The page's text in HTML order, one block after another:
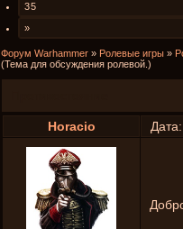
35
»
Форум Warhammer » Ролевые игры »
(Тема для обсуждения ролевой.)
Horacio